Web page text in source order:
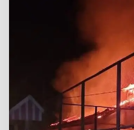
g
i
t
i
k